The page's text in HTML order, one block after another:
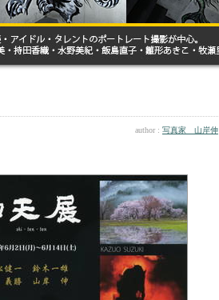
author : 写真家 山岸伸